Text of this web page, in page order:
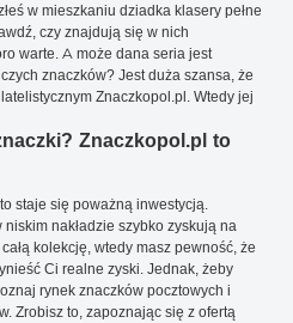
w mieszkaniu dziadka klasery pełne
czy znajdują się w nich
warte. A może dana seria jest
znaczków? Jest duża szansa, że
Znaczkopol.pl. Wtedy jej
Znaczkopol.pl to
staje się poważną inwestycją.
nakładzie szybko zyskują na
kolekcję, wtedy masz pewność, że
Ci realne zyski. Jednak, żeby
rynek znaczków pocztowych i
Zrobisz to, zapoznając się z ofertą